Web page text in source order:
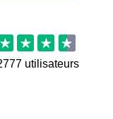
utilisateurs